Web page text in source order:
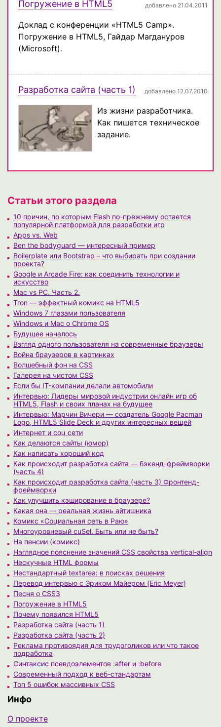
Погружение в HTML5 добавлено 21.04.2011
Доклад с конференции «HTML5 Camp».
Погружение в HTML5, Гайдар Магдануров
(Microsoft).
Разработка сайта (часть 1) добавлено 12.07.2010
Из жизни разработчика.
Как пишется техническое
задание.
Статьи этого раздела
10 причин, по которым Flash по-прежнему остается
популярной платформой для разработки игр
Apps vs. Web
Ben the bodyguard — интересный пример
Boilerplate или Bootstrap – что выбирать при создании
проекта?
Google и Arcade Fire: как соединить технологии и
искусство
Mac vs PC. Часть 2.
Tron — эффектный комикс на HTML5
Windows 7 глазами пользователя
Windows и Mac о Chrome OS
Будущее началось
Взгляд одного пользователя на современные браузеры
Война браузеров в картинках
Волшебный фон на CSS
Галерея на чистом CSS
Если бы IT-компании делали автомобили
Интервью: Лидеры мировой индустрии онлайн игр об
HTML5, Flash и своих планах на будущее
Интервью: Марчин Вичери — создатель Google Pacman
Logo, HTML5 Slide Deck и других интересных вещей
Интернет и соц сети
Как делаются сайты (юмор)
Как написать хороший код
Как происходит разработка сайта — бэкенд-фреймворки
(часть 4)
Как происходит разработка сайта (часть 3) Фронтенд-
фреймворки
Как улучшить кэширование в браузере?
Какая она — реальная жизнь айтишника
Комикс «Социальная сеть в Раю»
Многоуровневый cuSel. Быть или не быть?
На пенсии (комикс)
Наглядное пояснение значений CSS свойства vertical-align
Нескучные HTML формы
Нестандартный textarea: в поисках решения
Перевод интервью с Эриком Майером (Eric Meyer)
Песня о CSS3
Погружение в HTML5
Почему появился HTML5
Разработка сайта (часть 1)
Разработка сайта (часть 2)
Реклама противоядия для трудоголиков или что такое
подработка
Синтаксис псевдоэлементов :after и :before
Современный подход к веб-стандартам
Топ 5 ошибок массивных CSS
Инфо
О проекте